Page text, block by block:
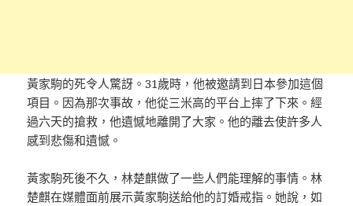
黃家駒的死令人驚訝。31歲時，他被邀請到日本參加這個
項目。因為那次事故，他從三米高的平台上摔了下來。經
過六天的搶救，他遺憾地離開了大家。他的離去使許多人
感到悲傷和遺憾。
黃家駒死後不久，林楚麒做了一些人們能理解的事情。林
楚麒在媒體面前展示黃家駒送給他的訂婚戒指。她說，如